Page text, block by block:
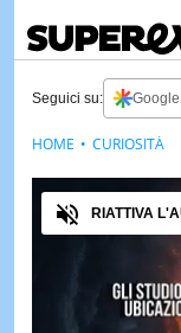
Seguici su:
Audio
RIATTIVA
HOME CURIOSITÀ